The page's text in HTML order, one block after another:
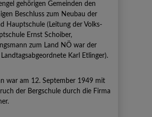
gehörigen Gemeinden den
Beschluss zum Neubau der
Hauptschule (Leitung der Volks-
Ernst Schoiber,
zum Land NÖ war der
Karl Etlinger).
war am 12. September 1949 mit
der Bergschule durch die Firma